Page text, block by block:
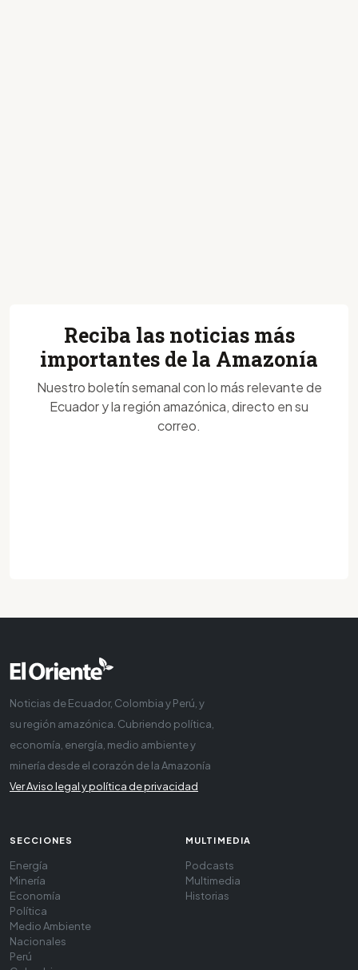
Reciba las noticias más
importantes de la Amazonía
Nuestro boletín semanal con lo más relevante de
Ecuador y la región amazónica, directo en su
correo.
Noticias de Ecuador, Colombia y Perú, y
su región amazónica. Cubriendo política,
economía, energía, medio ambiente y
minería desde el corazón de la Amazonía
Ver Aviso legal y política de privacidad
SECCIONES
Energía
Minería
Economía
Política
Medio Ambiente
Nacionales
Perú
MULTIMEDIA
Podcasts
Multimedia
Historias